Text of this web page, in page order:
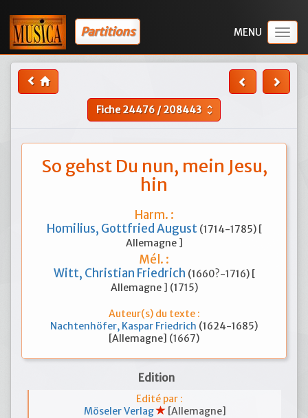
Partitions
Fiche24476/208443 unfold_more
So gehst Du nun, mein Jesu,
hin
Harm. :
Homilius, Gottfried August (1714-1785) [
Allemagne ]
Mél. :
Witt, Christian Friedrich (1660?-1716) [
Allemagne ] (1715)
Auteur(s) du texte :
Nachtenhöfer, Kaspar Friedrich (1624-1685)
[Allemagne] (1667)
Edition
Edité par :
Möseler Verlag
[Allemagne]